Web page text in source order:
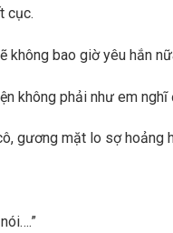
cục.
không bao giờ yêu hắn
không phải như em nghĩ
gương mặt lo sợ hoảng